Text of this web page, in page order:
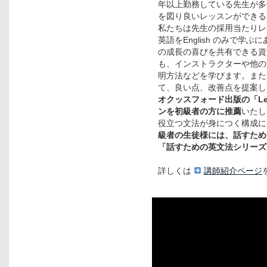
年以上勤務している先生が
を図り良いレッスンができ
私たちは先生の採用当たり
英語をEnglish のみで学ぶに
の成長の喜びを共有できる
も、インストラクターや他
明方法などを学びます。ま
て、良い点、改善点を提案
オクッスフォード出版の「
ンを初級者の方に推薦いた
役立つ文法が身につく構成
級者の生徒様には、話すた
「話すための英文法シリー
詳しくは 講師紹介ページ